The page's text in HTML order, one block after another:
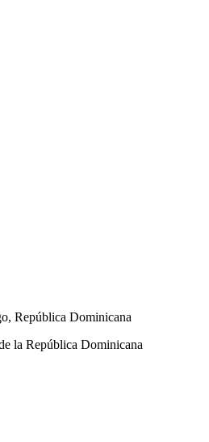
República Dominicana
la República Dominicana